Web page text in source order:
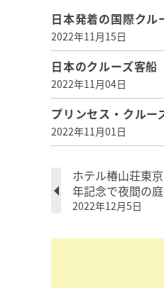
日本発着の国際ク
2022年11月15日
日本のクルーズ客
2022年11月04日
プリンセス・クルー
2022年11月01日
ホテル椿山荘東
年記念で夜間の
2022年12月5日